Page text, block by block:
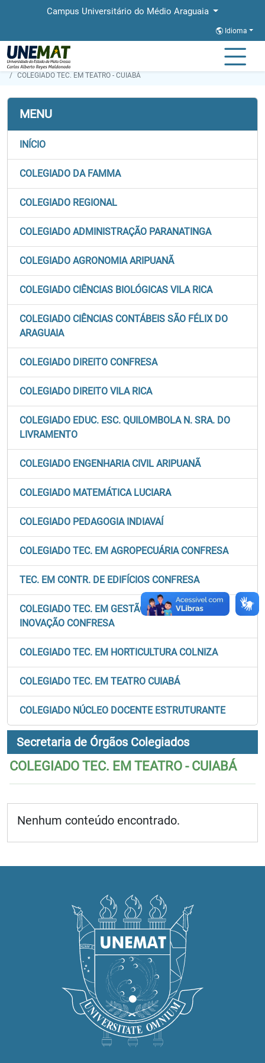
Campus Universitário do Médio Araguaia
Idioma
Página Inicial
COLEGIADO TEC. EM TEATRO - CUIABÁ
MENU
INÍCIO
COLEGIADO DA FAMMA
COLEGIADO REGIONAL
COLEGIADO ADMINISTRAÇÃO PARANATINGA
COLEGIADO AGRONOMIA ARIPUANÃ
COLEGIADO CIÊNCIAS BIOLÓGICAS VILA RICA
COLEGIADO CIÊNCIAS CONTÁBEIS SÃO FÉLIX DO
ARAGUAIA
COLEGIADO DIREITO CONFRESA
COLEGIADO DIREITO VILA RICA
COLEGIADO EDUC. ESC. QUILOMBOLA N. SRA. DO
LIVRAMENTO
COLEGIADO ENGENHARIA CIVIL ARIPUANÃ
COLEGIADO MATEMÁTICA LUCIARA
COLEGIADO PEDAGOGIA INDIAVAÍ
COLEGIADO TEC. EM AGROPECUÁRIA CONFRESA
TEC. EM CONTR. DE EDIFÍCIOS CONFRESA
COLEGIADO TEC. EM GESTÃO DE NEGÓCIOS E
INOVAÇÃO CONFRESA
COLEGIADO TEC. EM HORTICULTURA COLNIZA
COLEGIADO TEC. EM TEATRO CUIABÁ
COLEGIADO NÚCLEO DOCENTE ESTRUTURANTE
Secretaria de Órgãos Colegiados
COLEGIADO TEC. EM TEATRO - CUIABÁ
Nenhum conteúdo encontrado.